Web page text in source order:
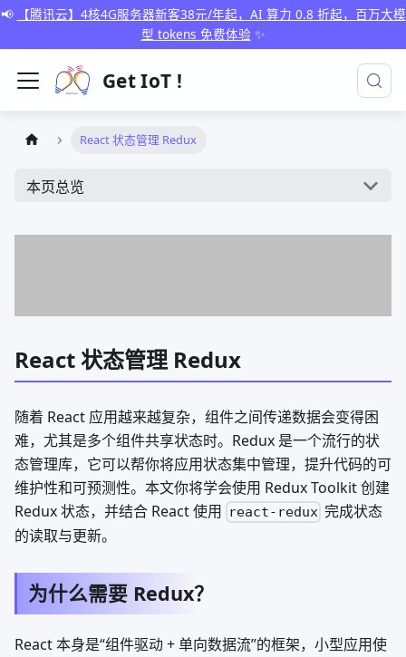
📢
【腾讯云】4核4G服务器新客38元/年起，AI 算力 0.8 折起，百万大模
型 tokens 免费体验 ✨
Get IoT !
React 状态管理 Redux
本页总览
React 状态管理 Redux
随着 React 应用越来越复杂，组件之间传递数据会变得困
难，尤其是多个组件共享状态时。Redux 是一个流行的状
态管理库，它可以帮你将应用状态集中管理，提升代码的可
维护性和可预测性。本文你将学会使用 Redux Toolkit 创建
Redux 状态，并结合 React 使用 react-redux 完成状态
的读取与更新。
为什么需要 Redux？
React 本身是“组件驱动 + 单向数据流”的框架，小型应用使